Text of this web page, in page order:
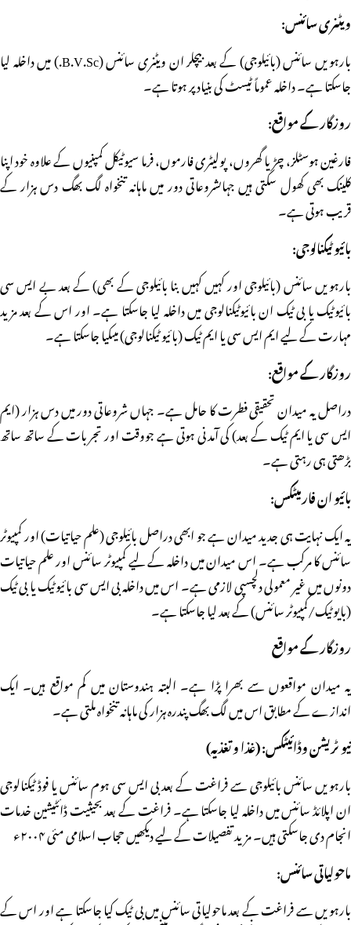
ویٹنری سائنس:
بارہویں سائنس (بائیلوجی) کے بعد بیچلر ان ویٹنری سائنس (B.V.Sc.) میں داخلہ لیا
جاسکتا ہے۔ داخلہ عموماً ٹیسٹ کی بنیاد پر ہوتا ہے۔
روزگار کے مواقع:
فارغین ہوسٹلز، چڑیا گھروں، پولیٹری فارموں، فرما سیوٹیکل کمپنیوں کے علاوہ خود اپنا
کلینک بھی کھول سکتی ہیں جہاںشروعاتی دور میں ماہانہ تنخواہ لگ بھگ دس ہزار کے
قریب ہوتی ہے۔
بائیو ٹیکنالوجی:
بارہویں سائنس (بائیلوجی اور کہیں کہیں بنا بائیلوجی کے بھی) کے بعد بے ایس سی
بائیوٹیک یا بی ٹیک ان بائیوٹیکنالوجی میں داخلہ لیا جاسکتا ہے۔ اور اس کے بعد مزید
مہارت کے لیے ایم ایس سی یا ایم ٹیک (بائیو ٹیکنالوجی) میںکیا جاسکتا ہے۔
روزگار کے مواقع:
دراصل یہ میدان تحقیقی فطرت کا حامل ہے۔ جہاں شروعاتی دور میں دس ہزار (ایم
ایس سی یا ایم ٹیک کے بعد) کی آمدنی ہوتی ہے جووقت اور تجربات کے ساتھ ساتھ
بڑھتی ہی رہتی ہے۔
بائیو ان فارمیٹکس:
یہ ایک نہایت ہی جدید میدان ہے جو ابھی دراصل بائیلوجی (علم حیاتیات) اور کمپیوٹر
سائنس کا مرکب ہے۔ اس میدان میں داخلہ کے لیے کمپیوٹر سائنس اور علم حیاتیات
دونوں میں غیر معمولی دلچسپی لازمی ہے۔ اس میں داخلہ بی ایس سی بائیوٹیک یا بی ٹیک
(بایوٹیک/کمپیوٹر سائنس) کے بعد لیا جاسکتا ہے۔
روزگار کے مواقع
یہ میدان مواقعوں سے بھرا پڑا ہے۔ البتہ ہندوستان میں کم مواقع ہیں۔ ایک
اندازے کے مطابق اس میں لگ بھگ پندرہ ہزار کی ماہانہ تنخواہ ملتی ہے۔
نیو ٹریشن وڈائیٹکس: (غذا و تغذیہ)
بارہویں سائنس بائیلوجی سے فراغت کے بعد بی ایس سی ہوم سائنس یا فوڈ ٹیکنالوجی
ان اپلائڈ سائنس میں داخلہ لیا جاسکتا ہے۔ فراغت کے بعد بحیثیت ڈائٹیشین خدمات
انجام دی جاسکتی ہیں۔ مزید تفصیلات کے لیے دیکھیں حجاب اسلامی مئی ۲۰۰۴ء
ماحولیاتی سائنس:
بارہویں سے فراغت کے بعد ماحولیاتی سائنس میں بی ٹیک کیا جاسکتا ہے اور اس کے